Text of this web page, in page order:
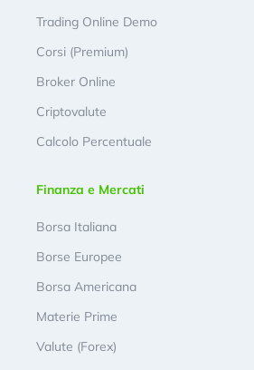
Trading Online Demo
Corsi (Premium)
Broker Online
Criptovalute
Calcolo Percentuale
Finanza e Mercati
Borsa Italiana
Borse Europee
Borsa Americana
Materie Prime
Valute (Forex)